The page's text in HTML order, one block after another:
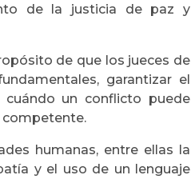
de la justicia de paz y
de que los jueces de
garantizar el
cuándo un conflicto puede
competente.
humanas, entre ellas la
y el uso de un lenguaje